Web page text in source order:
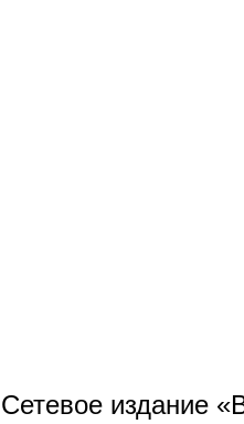
Сетевое издание